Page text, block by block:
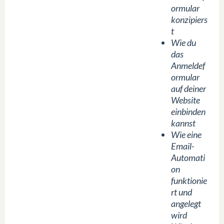
ormular
konzipiers
t
Wie du
das
Anmeldef
ormular
auf deiner
Website
einbinden
kannst
Wie eine
Email-
Automati
on
funktionie
rt und
angelegt
wird